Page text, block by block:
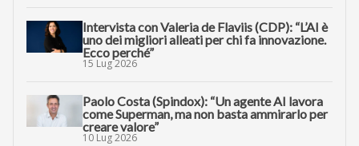
Intervista con Valeria de Flaviis (CDP): “L’AI è
uno dei migliori alleati per chi fa innovazione.
Ecco perché”
15 Lug 2026
Paolo Costa (Spindox): “Un agente AI lavora
come Superman, ma non basta ammirarlo per
creare valore”
10 Lug 2026